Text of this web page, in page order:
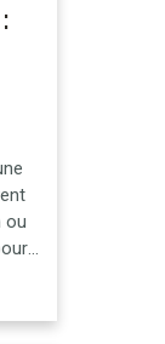
ou
et